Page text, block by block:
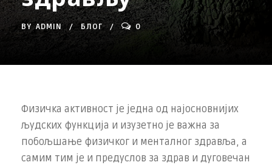
BY ADMIN БЛОГ 0
Физичка активност је једна од најосновнијих
људских функција и изузетно је важна за
побољшање физичког и менталног здравља, а
самим тим је и предуслов за здрав и дуговечан